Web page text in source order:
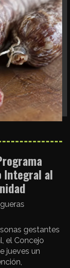
Integral al
gestantes
el Concejo
jueves un